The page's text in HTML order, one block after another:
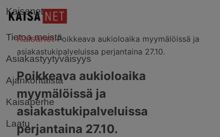
Kaisanet
Tietoa meistä
Asiakastyytyväisyys
Ajankohtaista
Kaisaperhe
Laatu
Kaisanet›Poikkeava aukioloaika myymälöissä ja
asiakastukipalveluissa perjantaina 27.10.
Poikkeava aukioloaika
myymälöissä ja
asiakastukipalveluissa
perjantaina 27.10.